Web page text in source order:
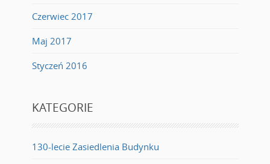
Czerwiec 2017
Maj 2017
Styczeń 2016
KATEGORIE
130-lecie Zasiedlenia Budynku